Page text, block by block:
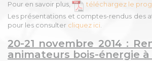
Pour en savoir plus,
téléchargez le
Les présentations et comptes-rendus des
pour les consulter cliquez ici.
20-21 novembre 2014 :
animateurs bois-énergie à